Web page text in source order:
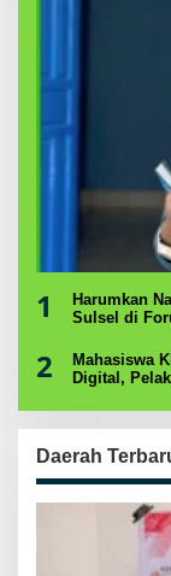
1
Harumkan
Sulsel di
2
Mahasiswa
Digital,
Daerah